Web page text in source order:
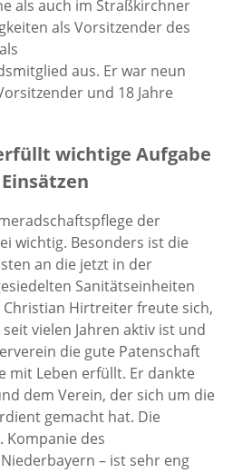
als auch im Straßkirchner
als Vorsitzender des
aus. Er war neun
und 18 Jahre
wichtige Aufgabe
der
wichtig. Besonders ist die
an die jetzt in der
Sanitätseinheiten
Hirtreiter freute sich,
vielen Jahren aktiv ist und
die gute Patenschaft
mit Leben erfüllt. Er dankte
dem Verein, der sich um die
gemacht hat. Die
Kompanie des
– ist sehr eng